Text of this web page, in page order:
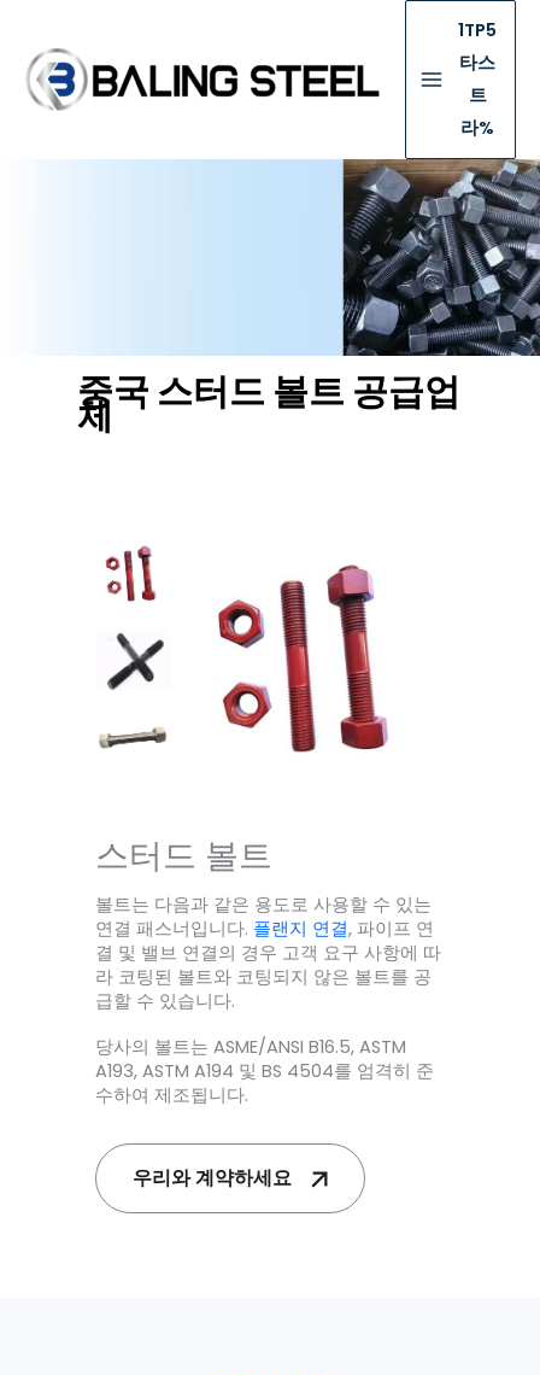
1TP5
타스
트
라%
중국 스터드 볼트 공급업
체
스터드 볼트
볼트는 다음과 같은 용도로 사용할 수 있는
연결 패스너입니다. 플랜지 연결, 파이프 연
결 및 밸브 연결의 경우 고객 요구 사항에 따
라 코팅된 볼트와 코팅되지 않은 볼트를 공
급할 수 있습니다.
당사의 볼트는 ASME/ANSI B16.5, ASTM
A193, ASTM A194 및 BS 4504를 엄격히 준
수하여 제조됩니다.
우리와 계약하세요